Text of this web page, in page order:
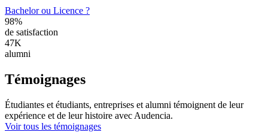
Bachelor ou Licence ?
98%
de satisfaction
47K
alumni
Témoignages
Étudiantes et étudiants, entreprises et alumni témoignent de leur
expérience et de leur histoire avec Audencia.
Voir tous les témoignages